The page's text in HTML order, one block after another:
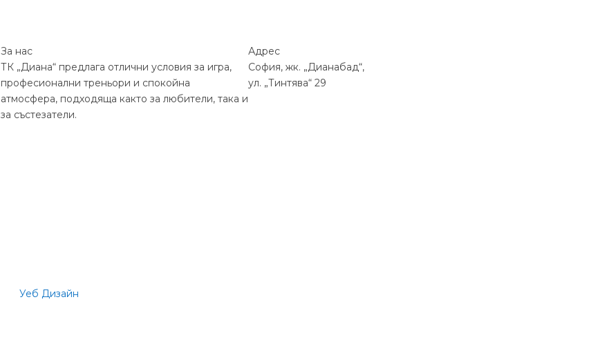
За нас
ТК „Диана“ предлага отлични условия за игра,
професионални треньори и спокойна
атмосфера, подходяща както за любители, така и
за състезатели.
Адрес
София, жк. „Дианабад“,
ул. „Тинтява“ 29
Уеб Дизайн